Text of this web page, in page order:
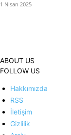
1 Nisan 2025
ABOUT US
FOLLOW US
Hakkımızda
RSS
İletişim
Gizlilik